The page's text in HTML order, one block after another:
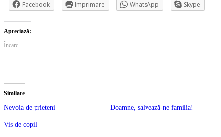
Facebook Imprimare WhatsApp Skype
Apreciază:
Încarc...
Similare
Nevoia de prieteni Doamne, salvează-ne familia!
Vis de copil